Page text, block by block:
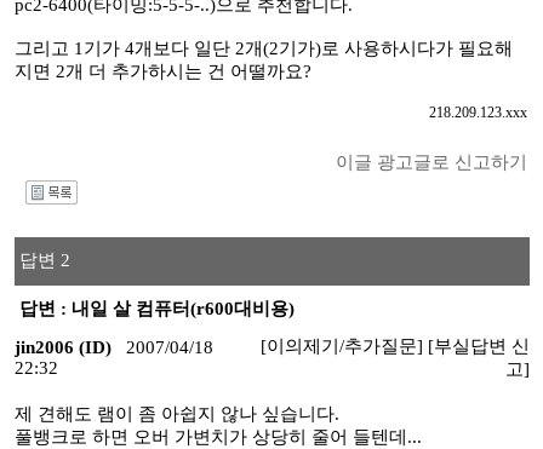
pc2-6400(타이밍:5-5-5-..)으로 추천합니다.
그리고 1기가 4개보다 일단 2개(2기가)로 사용하시다가 필요해
지면 2개 더 추가하시는 건 어떨까요?
218.209.123.xxx
이글 광고글로 신고하기
답변 2
답변 : 내일 살 컴퓨터(r600대비용)
jin2006 (ID)
2007/04/18
22:32
[이의제기/추가질문] [부실답변 신
고]
제 견해도 램이 좀 아쉽지 않나 싶습니다.
풀뱅크로 하면 오버 가변치가 상당히 줄어 들텐데...